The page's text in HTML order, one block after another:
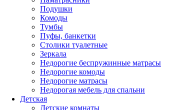
Подушки
Комоды
Тумбы
Пуфы, банкетки
Столики туалетные
Зеркала
Недорогие беспружинные матрасы
Недорогие комоды
Недорогие матрасы
Недорогая мебель для спальни
Детская
Детские комнаты